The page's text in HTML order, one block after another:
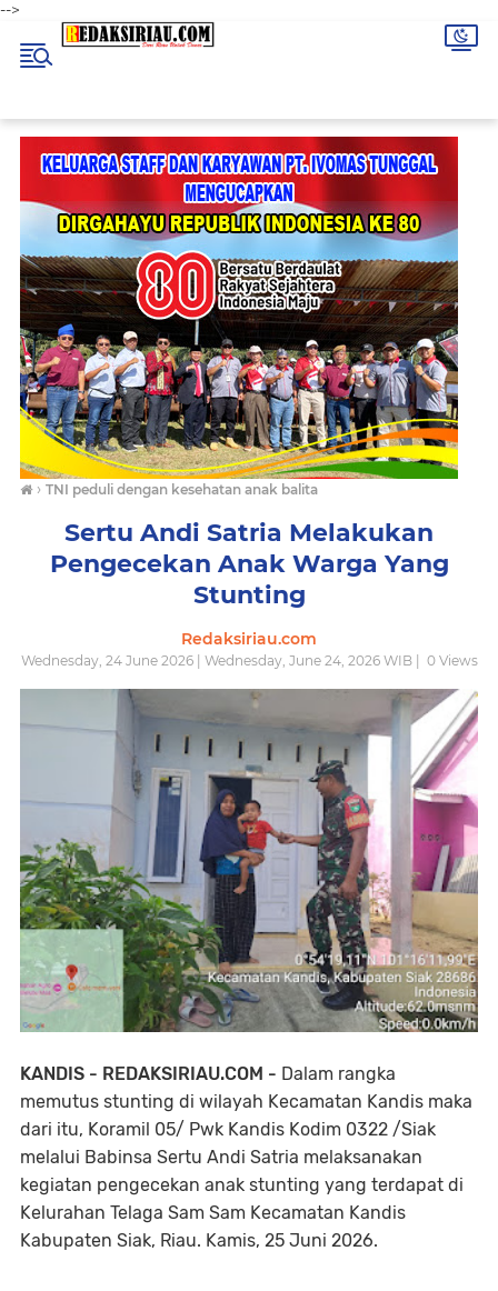
-->
› TNI peduli dengan kesehatan anak balita
Sertu Andi Satria Melakukan
Pengecekan Anak Warga Yang
Stunting
Redaksiriau.com
Wednesday, 24 June 2026 | Wednesday, June 24, 2026 WIB | 0Views
KANDIS - REDAKSIRIAU.COM - Dalam rangka
memutus stunting di wilayah Kecamatan Kandis maka
dari itu, Koramil 05/ Pwk Kandis Kodim 0322 /Siak
melalui Babinsa Sertu Andi Satria melaksanakan
kegiatan pengecekan anak stunting yang terdapat di
Kelurahan Telaga Sam Sam Kecamatan Kandis
Kabupaten Siak, Riau. Kamis, 25 Juni 2026.